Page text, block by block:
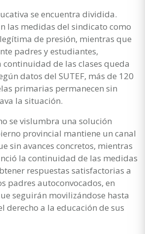
se encuentra dividida.
las medidas del sindicato como
de presión, mientras que
padres y estudiantes,
de las clases queda
datos del SUTEF, más de 120
primarias permanecen sin
la situación.
se vislumbra una solución
provincial mantiene un canal
sin avances concretos, mientras
la continuidad de las medidas
respuestas satisfactorias a
padres autoconvocados, en
seguirán movilizándose hasta
derecho a la educación de sus